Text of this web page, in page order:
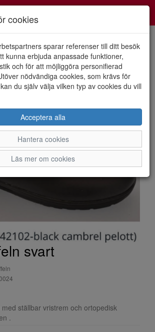
svart
med ställbar vristrem och ortopedisk
.
cookies
sparar referenser till ditt besök
kunna erbjuda anpassade funktioner,
och för att möjliggöra personifierad
nödvändiga cookies, som krävs för
du själv välja vilken typ av cookies du vill
Acceptera alla
Hantera cookies
Läs mer om cookies